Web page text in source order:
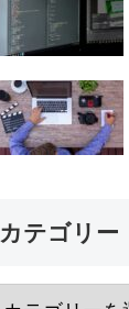
カテゴリー